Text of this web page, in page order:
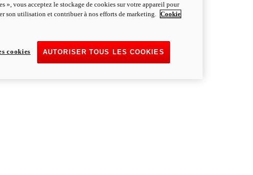
», vous acceptez le stockage de cookies sur votre appareil pour
son utilisation et contribuer à nos efforts de marketing. Cookie
AUTORISER TOUS LES COOKIES
cookies